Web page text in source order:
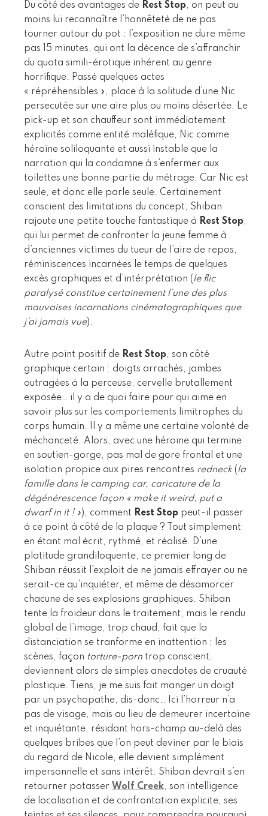
Du côté des avantages de Rest Stop, on peut au
moins lui reconnaître l’honnêteté de ne pas
tourner autour du pot : l’exposition ne dure même
pas 15 minutes, qui ont la décence de s’affranchir
du quota simili-érotique inhérent au genre
horrifique. Passé quelques actes
« répréhensibles », place à la solitude d’une Nic
persecutée sur une aire plus ou moins désertée. Le
pick-up et son chauffeur sont immédiatement
explicités comme entité maléfique, Nic comme
héroïne soliloquante et aussi instable que la
narration qui la condamne à s’enfermer aux
toilettes une bonne partie du métrage. Car Nic est
seule, et donc elle parle seule. Certainement
conscient des limitations du concept, Shiban
rajoute une petite touche fantastique à Rest Stop,
qui lui permet de confronter la jeune femme à
d’anciennes victimes du tueur de l’aire de repos,
réminiscences incarnées le temps de quelques
excès graphiques et d’intérprétation (le flic
paralysé constitue certainement l’une des plus
mauvaises incarnations cinématographiques que
j’ai jamais vue).
Autre point positif de Rest Stop, son côté
graphique certain : doigts arrachés, jambes
outragées à la perceuse, cervelle brutallement
exposée… il y a de quoi faire pour qui aime en
savoir plus sur les comportements limitrophes du
corps humain. Il y a même une certaine volonté de
méchanceté. Alors, avec une héroïne qui termine
en soutien-gorge, pas mal de gore frontal et une
isolation propice aux pires rencontres redneck (la
famille dans le camping car, caricature de la
dégénérescence façon « make it weird, put a
dwarf in it ! »), comment Rest Stop peut-il passer
à ce point à côté de la plaque ? Tout simplement
en étant mal écrit, rythmé, et réalisé. D’une
platitude grandiloquente, ce premier long de
Shiban réussit l’exploit de ne jamais effrayer ou ne
serait-ce qu’inquiéter, et même de désamorcer
chacune de ses explosions graphiques. Shiban
tente la froideur dans le traitement, mais le rendu
global de l’image, trop chaud, fait que la
distanciation se tranforme en inattention ; les
scènes, façon torture-porn trop conscient,
deviennent alors de simples anecdotes de cruauté
plastique. Tiens, je me suis fait manger un doigt
par un psychopathe, dis-donc… Ici l’horreur n’a
pas de visage, mais au lieu de demeurer incertaine
et inquiétante, résidant hors-champ au-delà des
quelques bribes que l’on peut deviner par le biais
du regard de Nicole, elle devient simplément
impersonnelle et sans intérêt. Shiban devrait s’en
retourner potasser Wolf Creek, son intelligence
de localisation et de confrontation explicite, ses